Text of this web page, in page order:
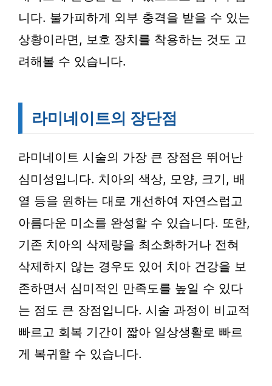
니다. 불가피하게 외부 충격을 받을 수 있는
상황이라면, 보호 장치를 착용하는 것도 고
려해볼 수 있습니다.
라미네이트의 장단점
라미네이트 시술의 가장 큰 장점은 뛰어난
심미성입니다. 치아의 색상, 모양, 크기, 배
열 등을 원하는 대로 개선하여 자연스럽고
아름다운 미소를 완성할 수 있습니다. 또한,
기존 치아의 삭제량을 최소화하거나 전혀
삭제하지 않는 경우도 있어 치아 건강을 보
존하면서 심미적인 만족도를 높일 수 있다
는 점도 큰 장점입니다. 시술 과정이 비교적
빠르고 회복 기간이 짧아 일상생활로 빠르
게 복귀할 수 있습니다.